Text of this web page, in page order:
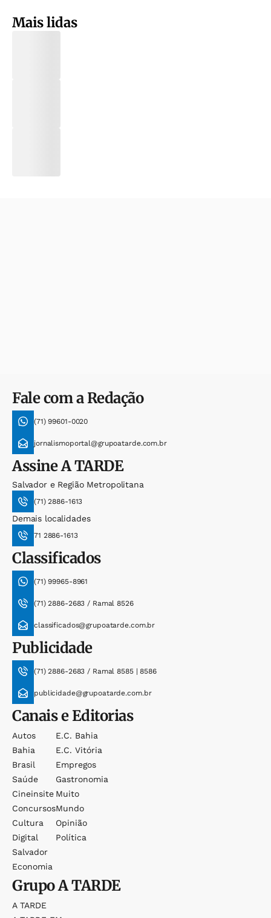
Mais lidas
Fale com a Redação
(71) 99601-0020
jornalismoportal@grupoatarde.com.br
AssineA TARDE
Salvador e Região Metropolitana
(71) 2886-1613
Demais localidades
71 2886-1613
Classificados
(71) 99965-8961
(71) 2886-2683 / Ramal 8526
classificados@grupoatarde.com.br
Publicidade
(71) 2886-2683 / Ramal 8585 | 8586
publicidade@grupoatarde.com.br
Canais e Editorias
Autos
Bahia
Brasil
Saúde
Cineinsite
Concursos
Cultura
Digital
Salvador
Economia
E.c. Bahia
E.c. Vitória
Empregos
Gastronomia
Muito
Mundo
Opinião
Política
GrupoA TARDE
A TARDE